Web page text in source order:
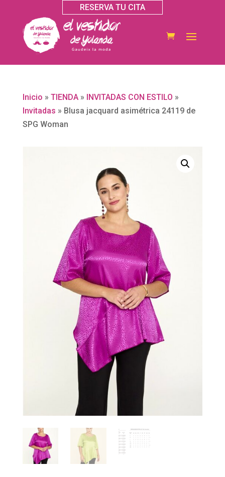
RESERVA TU CITA
Inicio » TIENDA» INVITADAS CON ESTILO »
Invitadas » Blusa jacquard asimétrica 24119 de
SPG Woman